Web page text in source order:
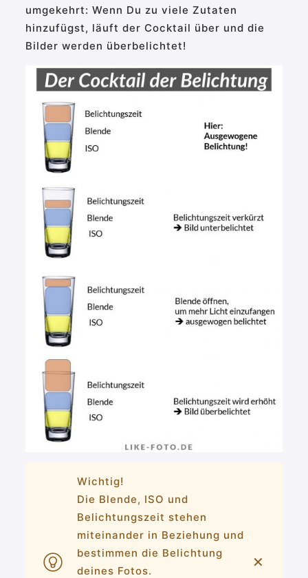
umgekehrt: Wenn Du zu viele Zutaten
hinzufügst, läuft der Cocktail über und die
Bilder werden überbelichtet!
Wichtig!
Die Blende, ISO und
Belichtungszeit stehen
miteinander in Beziehung und
bestimmen die Belichtung
deines Fotos.
✕